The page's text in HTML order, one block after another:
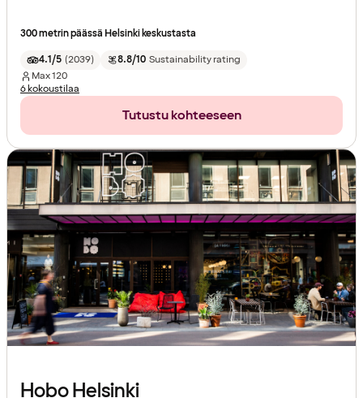
300 metrin päässä Helsinki keskustasta
4.1/5 (2039) 8.8/10 Sustainability rating
Max120
6 kokoustilaa
Tutustu kohteeseen
Hobo Helsinki